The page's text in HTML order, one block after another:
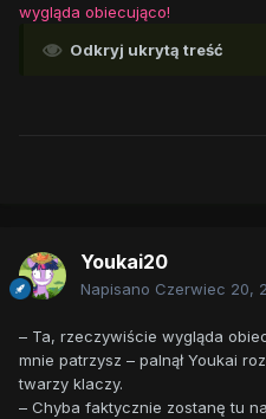
wygląda obiecująco!
Odkryj ukrytą treść
Youkai20
Napisano Czerwiec 20,
– Ta, rzeczywiście wygląda
mnie patrzysz – palnął Youkai
twarzy klaczy.
– Chyba faktycznie zostanę tu